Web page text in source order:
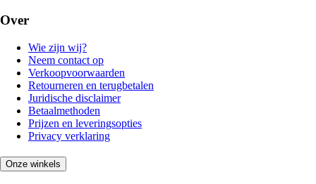
Over
Wie zijn wij?
Neem contact op
Verkoopvoorwaarden
Retourneren en terugbetalen
Juridische disclaimer
Betaalmethoden
Prijzen en leveringsopties
Privacy verklaring
Onze winkels